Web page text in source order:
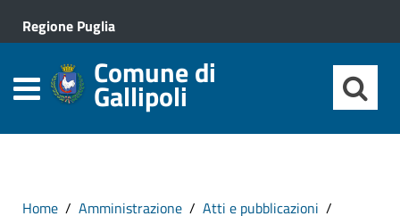
Regione Puglia
Comune di
Gallipoli
Home Amministrazione
Atti e pubblicazioni